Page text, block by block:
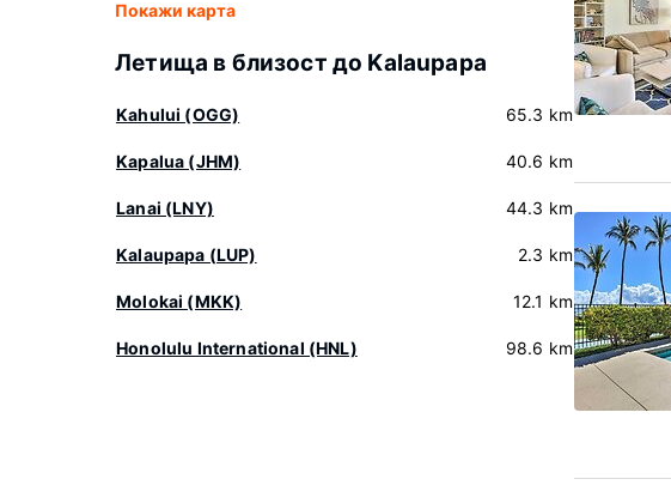
Покажи карта
Летища в близост до Kalaupapa
Kahului (OGG) 65.3 km
Kapalua (JHM) 40.6 km
Lanai (LNY) 44.3 km
Kalaupapa (LUP) 2.3 km
Molokai (MKK) 12.1 km
Honolulu International (HNL) 98.6 km